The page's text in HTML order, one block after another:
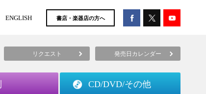
ENGLISH 書店・楽器店の方へ
リクエスト 発売日カレンダー
CD/DVD/その他